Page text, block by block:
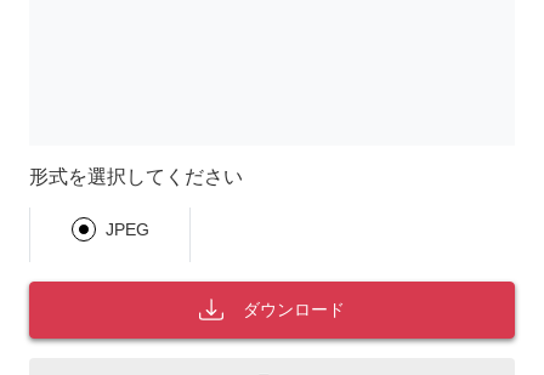
形式を選択してください
JPEG
ダウンロード